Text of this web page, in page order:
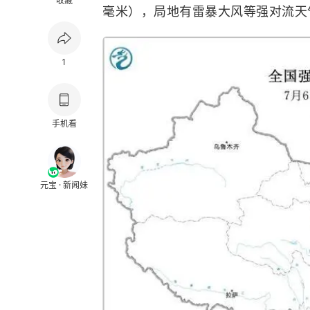
1
手机看
元宝 · 新闻妹
毫米），局地有雷暴大风等强对流